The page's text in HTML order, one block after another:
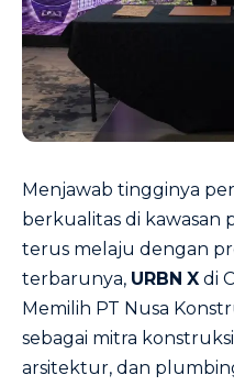
Menjawab tingginya
berkualitas di kawasan
terus melaju dengan
terbarunya, URBN X di
Memilih PT Nusa
sebagai mitra
arsitektur, dan